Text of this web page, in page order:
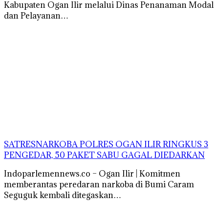
Kabupaten Ogan Ilir melalui Dinas Penanaman Modal
dan Pelayanan…
SATRESNARKOBA POLRES OGAN ILIR RINGKUS 3
PENGEDAR, 50 PAKET SABU GAGAL DIEDARKAN
Indoparlemennews.co – Ogan Ilir | Komitmen
memberantas peredaran narkoba di Bumi Caram
Seguguk kembali ditegaskan…